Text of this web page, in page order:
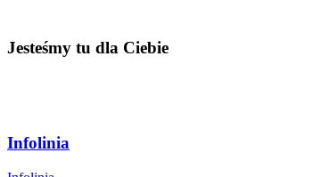
Jesteśmy tu dla Ciebie
Infolinia